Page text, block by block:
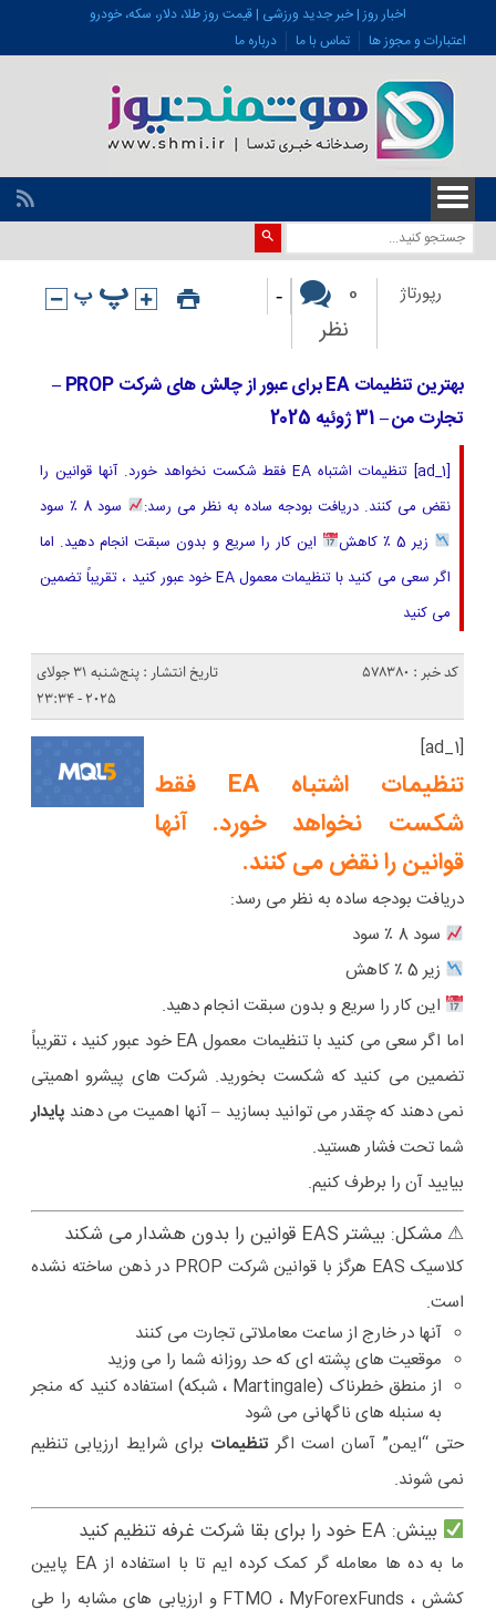
اخبار روز | خبر جدید ورزشی | قیمت روز طلا، دلار، سکه، خودرو
اعتبارات و مجوز ها
تماس با ما درباره ما
رپورتاژ
0
نظر
-
بهترین تنظیمات EA برای عبور از چالش های شرکت PROP –
تجارت من – 31 ژوئیه 2025
[ad_1] تنظیمات اشتباه EA فقط شکست نخواهد خورد. آنها قوانین را
نقض می کنند. دریافت بودجه ساده به نظر می رسد:
سود 8 ٪ سود
زیر 5 ٪ کاهش
این کار را سریع و بدون سبقت انجام دهید. اما
اگر سعی می کنید با تنظیمات معمول EA خود عبور کنید ، تقریباً تضمین
می کنید
کد خبر : 578380
تاریخ انتشار : پنج‌شنبه 31 جولای
2025 - 23:34
[ad_1]
تنظیمات اشتباه EA فقط
شکست نخواهد خورد. آنها
قوانین را نقض می کنند.
دریافت بودجه ساده به نظر می رسد:
سود 8 ٪ سود
زیر 5 ٪ کاهش
این کار را سریع و بدون سبقت انجام دهید.
اما اگر سعی می کنید با تنظیمات معمول EA خود عبور کنید ، تقریباً
تضمین می کنید که شکست بخورید. شرکت های پیشرو اهمیتی
نمی دهند که چقدر می توانید بسازید – آنها اهمیت می دهند پایدار
شما تحت فشار هستید.
بیایید آن را برطرف کنیم.
⚠ مشکل: بیشتر EAS قوانین را بدون هشدار می شکند
کلاسیک EAS هرگز با قوانین شرکت PROP در ذهن ساخته نشده
است.
آنها در خارج از ساعت معاملاتی تجارت می کنند
موقعیت های پشته ای که حد روزانه شما را می وزید
از منطق خطرناک (Martingale ، شبکه) استفاده کنید که منجر
به سنبله های ناگهانی می شود
حتی “ایمن” آسان است اگر تنظیمات برای شرایط ارزیابی تنظیم
نمی شوند.
بینش: EA خود را برای بقا شرکت غرفه تنظیم کنید
ما به ده ها معامله گر کمک کرده ایم تا با استفاده از EA پایین
کشش ، FTMO ، MyForexFunds و ارزیابی های مشابه را طی